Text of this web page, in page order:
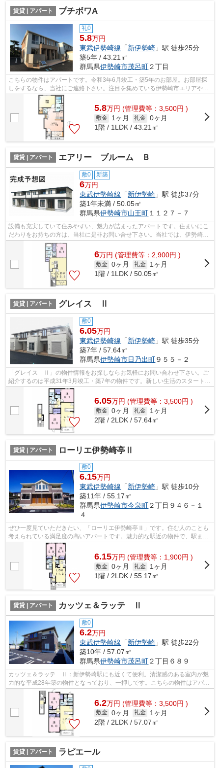
賃貸 | アパート プチボワA
礼0
5.8万円
東武伊勢崎線 「新伊勢崎 」駅 徒歩25分
築5年 / 43.21㎡
群馬県伊勢崎市茂呂町２丁目
こちらの物件はアパートです。令和3年6月竣工・築5年のお部屋。お部屋探
しをするなら、当社にご連絡下さい。注目を集めている伊勢崎市エリアや新
伊勢崎付近の賃貸情報を多数取り揃えて...
5.8万円 (管理費等：3,500円 )
敷金 1ヶ月 礼金 0ヶ月
1階 / 1LDK / 43.21㎡
賃貸 | アパート エアリー ブルーム Ｂ
敷0 新築
6万円
東武伊勢崎線 「新伊勢崎 」駅 徒歩37分
築1年未満 / 50.05㎡
群馬県伊勢崎市山王町 １１２７－７
設備も充実していて住みやすい、魅力が詰まったアパートです。住まいにこ
だわりをお持ちの方は、当社に是非お問い合せ下さい。当社では、伊勢崎市
や新伊勢崎付近の物件を数多くご紹介...
6万円 (管理費等：2,900円 )
敷金 0ヶ月 礼金
1ヶ月
1階 / 1LDK / 50.05㎡
賃貸 | アパート グレイス Ⅱ
敷0
6.05万円
東武伊勢崎線 「新伊勢崎 」駅 徒歩35分
築7年 / 57.64㎡
群馬県伊勢崎市日乃出町９５５－２
「グレイス Ⅱ」の物件情報をお探しならお気軽にお問い合わせ下さい。ご
紹介するのは平成31年3月竣工・築7年の物件です。新しい生活のスタートに
おすすめなのが、こちらのアパートです...
6.05万円 (管理費等：3,500円 )
敷金 0ヶ月 礼金
1ヶ月
2階 / 2LDK / 57.64㎡
賃貸 | アパート ローリエ伊勢崎亭Ⅱ
敷0
6.15万円
東武伊勢崎線 「新伊勢崎 」駅 徒歩10分
築11年 / 55.17㎡
群馬県伊勢崎市今泉町２丁目９４６－１
４
ぜひ一度見ていただきたい、「ローリエ伊勢崎亭Ⅱ」です。住む人のことも
考えられている満足度の高いアパートです。魅力的な駅近の物件で、駅まで
徒歩10分です。交通で不便を感じない暮...
6.15万円 (管理費等：1,900円 )
敷金 0ヶ月 礼金
1ヶ月
1階 / 2LDK / 55.17㎡
賃貸 | アパート カッツェ＆ラッテ Ⅱ
敷0
6.2万円
東武伊勢崎線 「新伊勢崎 」駅 徒歩22分
築10年 / 57.07㎡
群馬県伊勢崎市茂呂町２丁目６８９
カッツェ＆ラッテ Ⅱ：新伊勢崎駅にも近くて便利。清潔感のある室内が魅
力的な平成28年築の物件となっており、一押しです。こちらの物件はアパー
トです。当社では伊勢崎市や新伊勢崎周...
6.2万円 (管理費等：3,500円 )
敷金 0ヶ月 礼金
1ヶ月
2階 / 2LDK / 57.07㎡
賃貸 | アパート ラピエール